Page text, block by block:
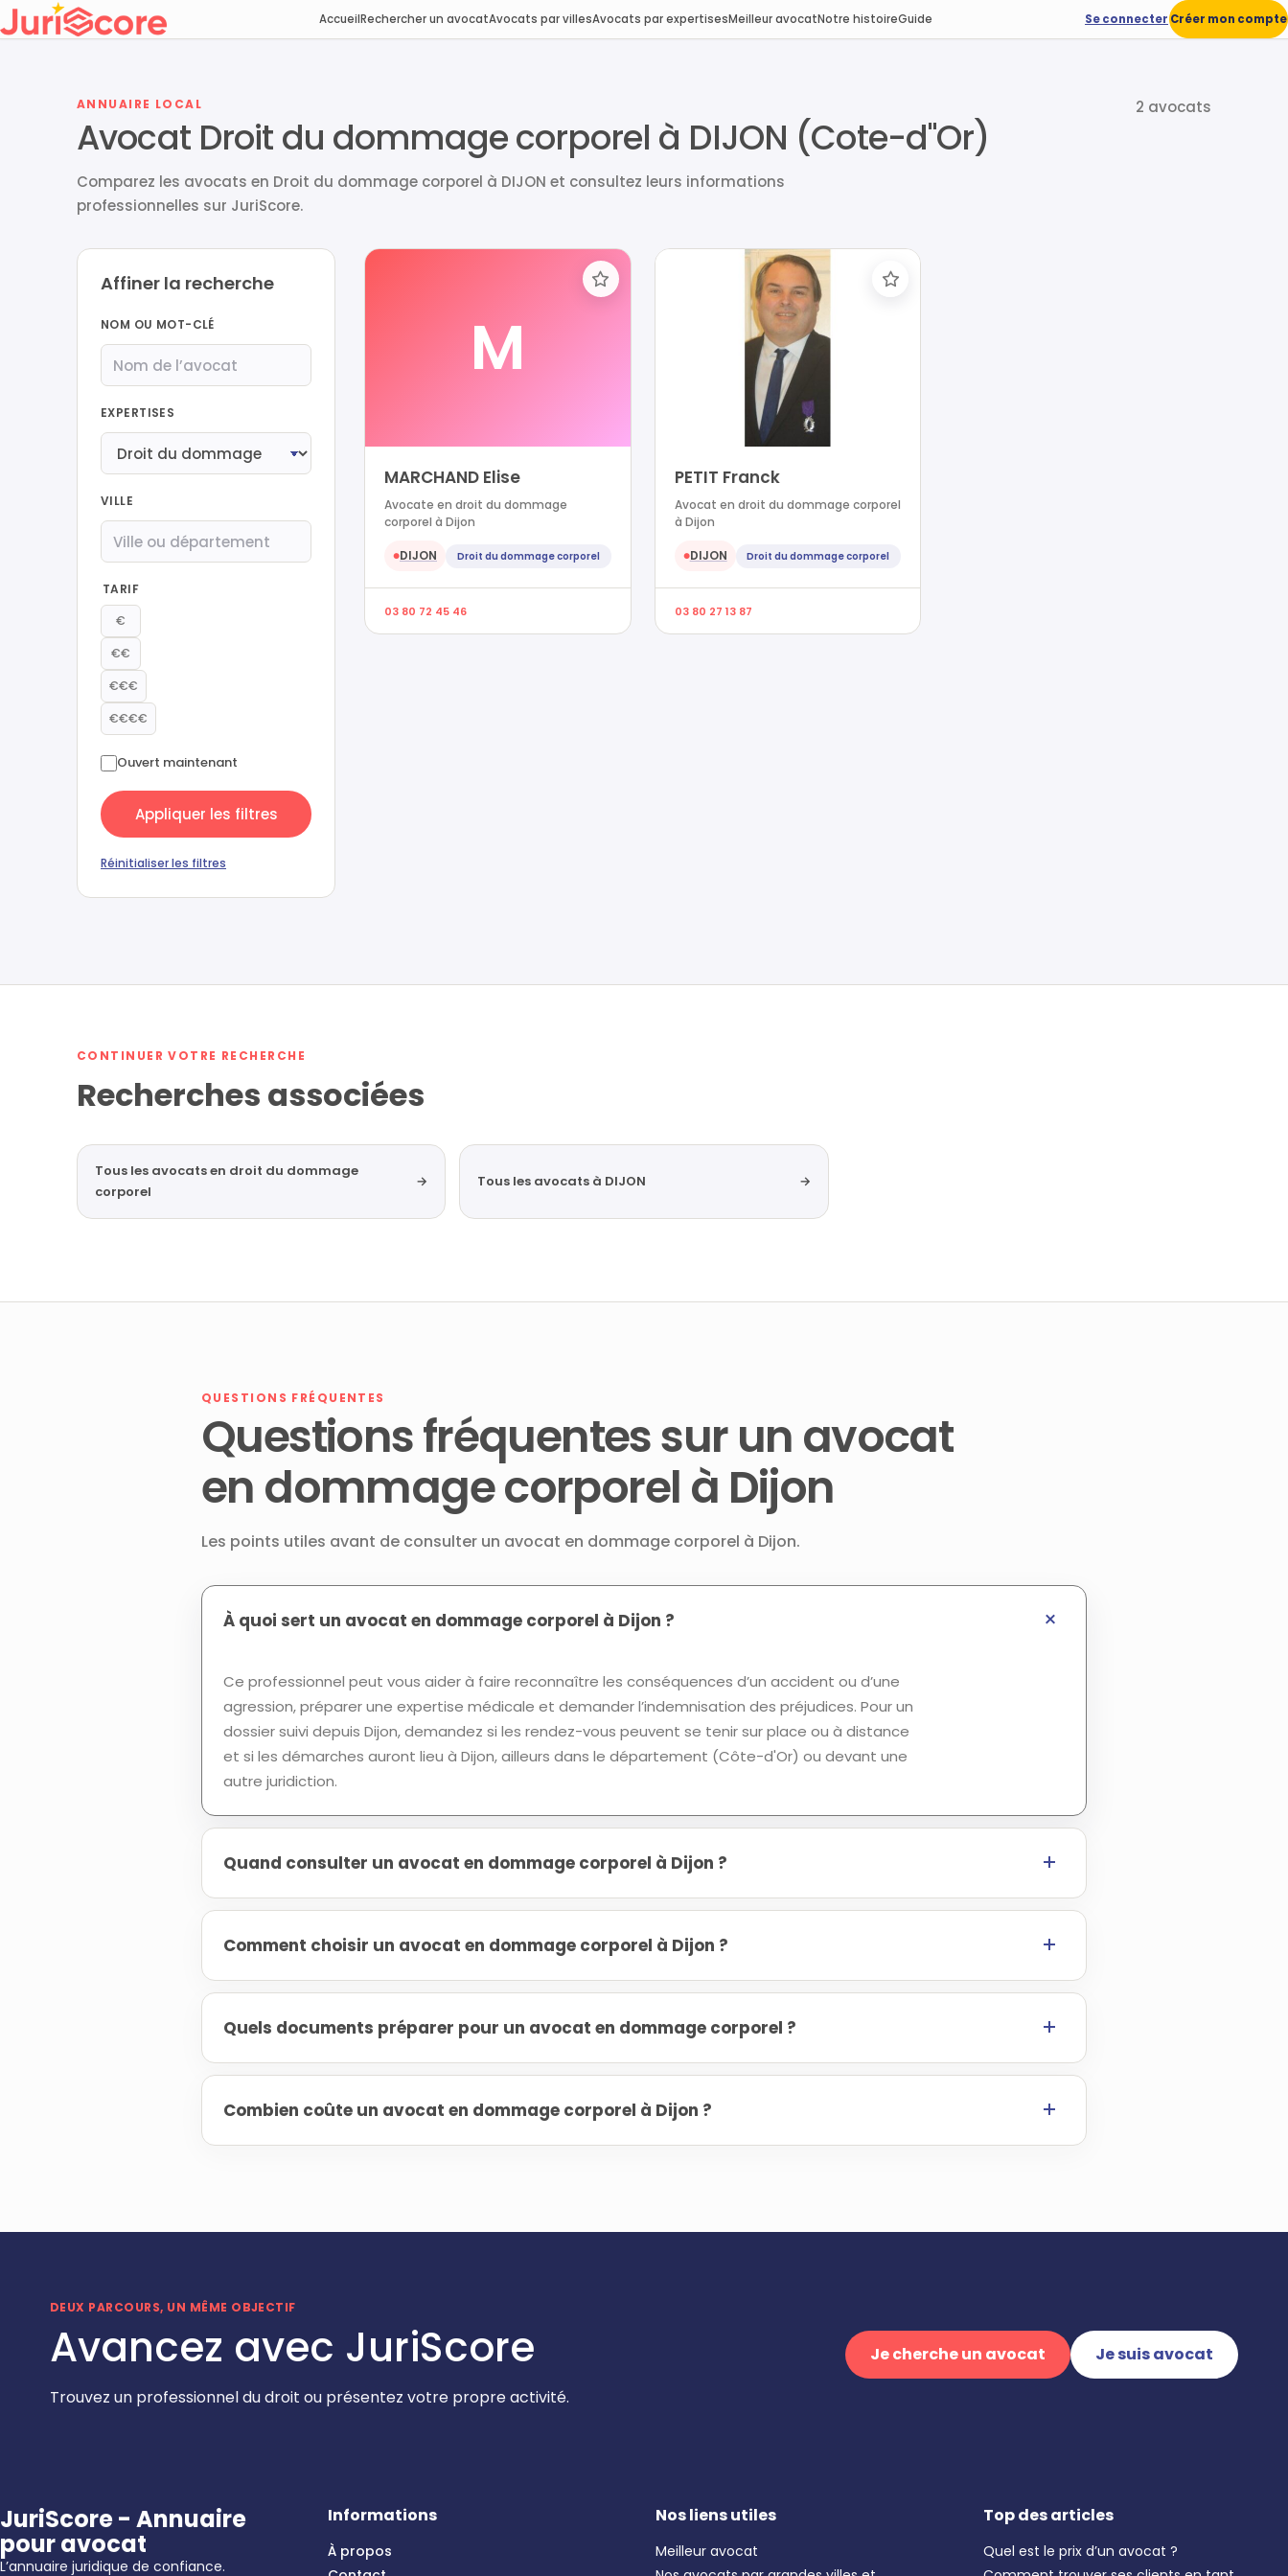
AccueilRechercher un avocatAvocats par villesAvocats par expertisesMeilleur avocatNotre histoireGuide Se connecter Créer mon compte
ANNUAIRE LOCAL
Avocat Droit du dommage corporel à DIJON (Cote-d"Or)
Comparez les avocats en Droit du dommage corporel à DIJON et consultez leurs informations
professionnelles sur JuriScore.
2 avocats
Affiner la recherche
NOM OU MOT-CLÉ
EXPERTISES
VILLE
TARIF
€
€€
€€€
€€€€
Ouvert maintenant
Appliquer les filtres
Réinitialiser les filtres
M
MARCHAND Elise
Avocate en droit du dommage
corporel à Dijon
●DIJON Droit du dommage corporel
03 80 72 45 46
PETIT Franck
Avocat en droit du dommage corporel
à Dijon
●DIJON Droit du dommage corporel
03 80 27 13 87
CONTINUER VOTRE RECHERCHE
Recherches associées
Tous les avocats en droit du dommage
corporel
→ Tous les avocats à DIJON →
QUESTIONS FRÉQUENTES
Questions fréquentes sur un avocat
en dommage corporel à Dijon
Les points utiles avant de consulter un avocat en dommage corporel à Dijon.
À quoi sert un avocat en dommage corporel à Dijon ?
Ce professionnel peut vous aider à faire reconnaître les conséquences d’un accident ou d’une
agression, préparer une expertise médicale et demander l’indemnisation des préjudices. Pour un
dossier suivi depuis Dijon, demandez si les rendez-vous peuvent se tenir sur place ou à distance
et si les démarches auront lieu à Dijon, ailleurs dans le département (Côte-d'Or) ou devant une
autre juridiction.
Quand consulter un avocat en dommage corporel à Dijon ?
Comment choisir un avocat en dommage corporel à Dijon ?
Quels documents préparer pour un avocat en dommage corporel ?
Combien coûte un avocat en dommage corporel à Dijon ?
DEUX PARCOURS, UN MÊME OBJECTIF
Avancez avec JuriScore
Trouvez un professionnel du droit ou présentez votre propre activité.
Je cherche un avocat Je suis avocat
JuriScore - Annuaire
pour avocat
L’annuaire juridique de confiance.
Informations
À propos
Nos liens utiles
Meilleur avocat
Top des articles
Quel est le prix d’un avocat ?